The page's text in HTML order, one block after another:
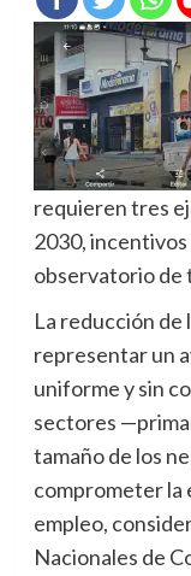
requieren tres
2030, incentivos
observatorio de
La reducción de
representar un
uniforme y sin
sectores
tamaño de los
comprometer la
empleo,
Nacionales de